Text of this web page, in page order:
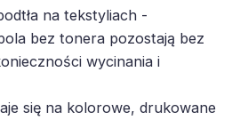
na tekstyliach -
bez tonera pozostają bez
wycinania i
się na kolorowe, drukowane